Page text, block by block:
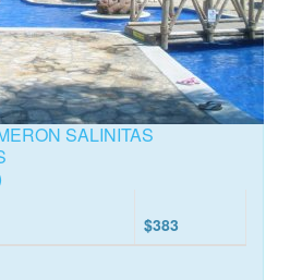
SALINITAS
$383